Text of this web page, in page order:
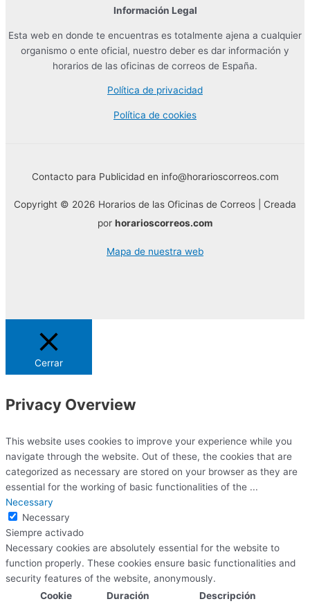
Información Legal
Esta web en donde te encuentras es totalmente ajena a cualquier
organismo o ente oficial, nuestro deber es dar información y
horarios de las oficinas de correos de España.
Política de privacidad
Política de cookies
Contacto para Publicidad en info@horarioscorreos.com
Copyright © 2026 Horarios de las Oficinas de Correos | Creada
por horarioscorreos.com
Mapa de nuestra web
Cerrar
Privacy Overview
This website uses cookies to improve your experience while you
navigate through the website. Out of these, the cookies that are
categorized as necessary are stored on your browser as they are
essential for the working of basic functionalities of the ...
Necessary
Necessary
Siempre activado
Necessary cookies are absolutely essential for the website to
function properly. These cookies ensure basic functionalities and
security features of the website, anonymously.
Cookie
Duración Descripción